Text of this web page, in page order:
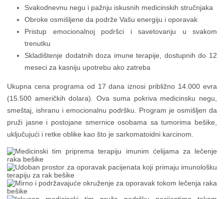
Svakodnevnu negu i pažnju iskusnih medicinskih stručnjaka
Obroke osmišljene da podrže Vašu energiju i oporavak
Pristup emocionalnoj podršci i savetovanju u svakom
trenutku
Skladištenje dodatnih doza imune terapije, dostupnih do 12
meseci za kasniju upotrebu ako zatreba
Ukupna cena programa od 17 dana iznosi približno 14.000 evra
(15.500 američkih dolara). Ova suma pokriva medicinsku negu,
smeštaj, ishranu i emocionalnu podršku. Program je osmišljen da
pruži jasne i postojane smernice osobama sa tumorima bešike,
uključujući i retke oblike kao što je sarkomatoidni karcinom.